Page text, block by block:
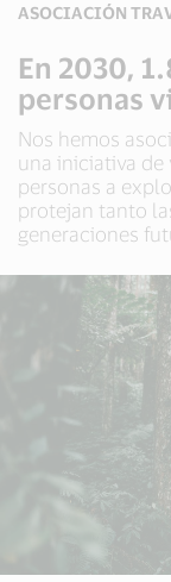
ASOCIACIÓN
En 2030,
personas
Nos hemos
una iniciativa de
personas a
protejan tanto
generaciones